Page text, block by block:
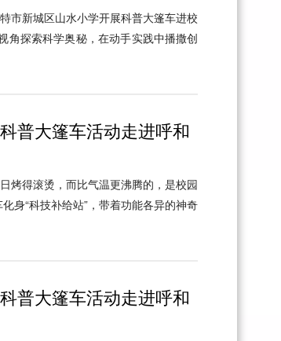
市新城区山水小学开展科普大篷车进校
角探索科学奥秘，在动手实践中播撒创
普大篷车活动走进呼和
烤得滚烫，而比气温更沸腾的，是校园
身“科技补给站”，带着功能各异的神奇
普大篷车活动走进呼和